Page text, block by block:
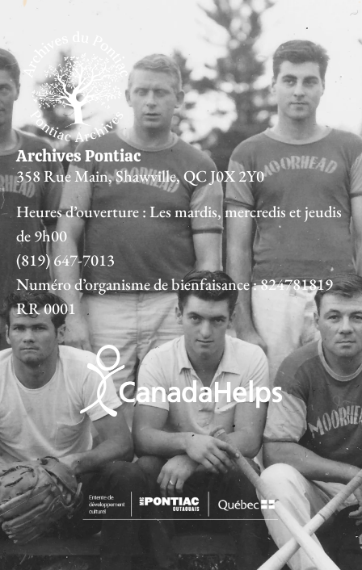
Inondation de la baie de Norway en 1951
Plus "
PLUS D'INFORMATIONS
Archives Pontiac
358 Rue Main, Shawville, QC J0X 2Y0
Heures d’ouverture : Les mardis, mercredis et jeudis
de 9h00
(819) 647-7013
Numéro d’organisme de bienfaisance : 824781819
RR 0001